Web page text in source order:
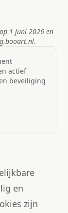
1 juni 2026 en
actief
beveiliging
en
zijn